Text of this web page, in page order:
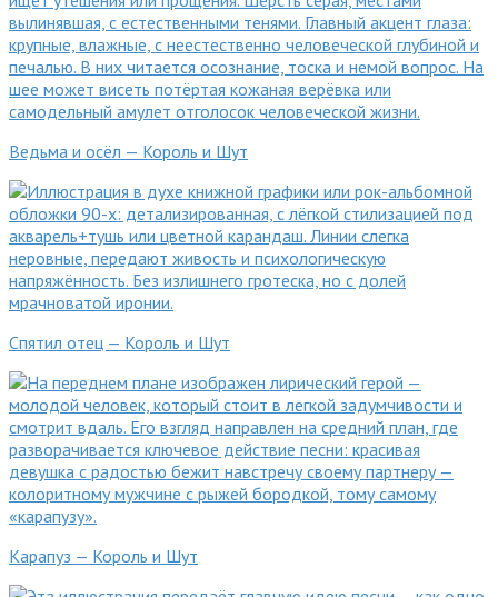
Ведьма и осёл — Король и Шут
Спятил отец — Король и Шут
Карапуз — Король и Шут